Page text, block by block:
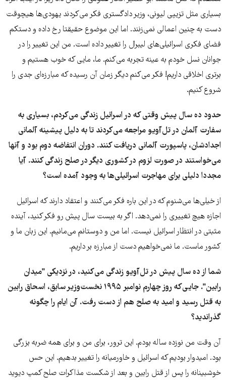
بسیاری مثل تزیپی لیونی، وزیر دادگستری فکر می‌کردند یهودی‌ها هیچوقت
دست به چنین اعمالی نمی‌زنند. اما این موضوع حقیقتا رخ داده و دستکم
فضای فکری اسرائیلی‌های لیبرال را تغییر داده است. من این تغییر را در
جوانان نسل خودم به عینه تجربه می‌کنم. ما، مایی که خوب هستیم و
برتری اخلاقی داریم! فکر می‌کنم دیگر زمان آن رسیده که مبارزه‌ای جدی را
شروع کنیم.
حدود ده سال پیش وقتی که در اسرائیل زندگی می‌کردم، بسیاری به
سفارت آلمان در تل‌آویو مراجعه می‌کردند تا به دلیل پیشینه آلمانی
اجدادشان، پاسپورت آلمانی دریافت کنند. دوران انتفاضه دوم بود و آنها
می‌خواستند در صورت لزوم در کشوری دیگر در صلح زندگی کنند. آیا
مجددا دلیلی برای مهاجرت اسرائیلی‌ها به وجود آمده است؟
از خیلی‌ها می‌شنوم که در این باره فکر می‌کنند و اعتقاد دارند که اسرائیل
اجازه هیچ تغییری را نمی‌دهد. اگر به بیست سال پیش رو فکر کنید، آینده
مثبتی در انتظار اسرائیل نیست. اما من و دوستانم می‌مانیم. این زبان ما و
کشور ماست. ما نمی‌خواهیم دست از مبارزه بر داریم.
شما از ده سال پیش در تل‌آویو زندگی می‌کنید، در نزدیکی "میدان
رابین". جایی‌که روز چهارم نوامبر ۱۹۹۵ نخست‌وزیر سابق، اسحاق رابین
به قتل رسید و امید به صلح هم از دست رفت. آن ایام را چگونه
گذراندید؟
آن وقت من نوزده ساله بودم. این ترور، برای من و برای همه ضربه بزرگی
بود. امیدوار بودیم که اسرائیل و خاورمیانه را تغییر بدهیم. این حس
خوشبینانه را پس از قتل رابین و بعد از شکست مذاکرات صلح کمپ دیوید